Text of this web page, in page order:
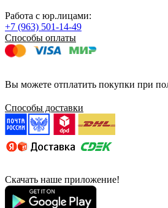
Работа с юр.лицами:
+7 (963) 501-14-49
Способы оплаты
Вы можете отплатить покупки при
Способы доставки
Скачать наше приложение!